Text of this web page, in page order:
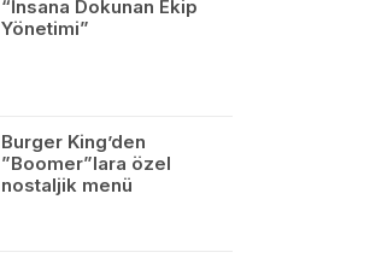
“İnsana Dokunan Ekip
Yönetimi”
Burger King’den
”Boomer”lara özel
nostaljik menü